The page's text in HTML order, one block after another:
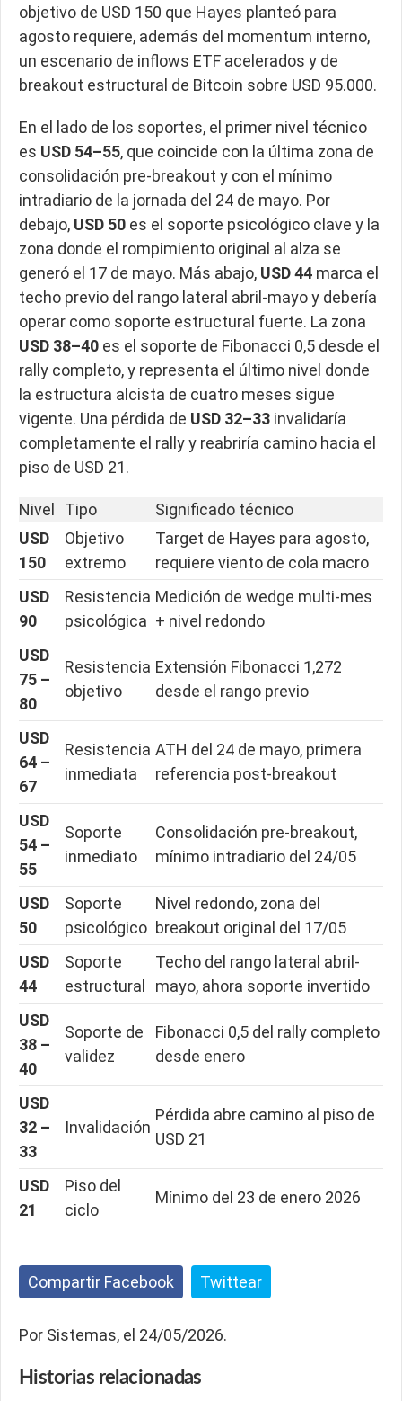
objetivo de USD 150 que Hayes planteó para
agosto requiere, además del momentum interno,
un escenario de inflows ETF acelerados y de
breakout estructural de Bitcoin sobre USD 95.000.
En el lado de los soportes, el primer nivel técnico
es USD 54–55, que coincide con la última zona de
consolidación pre-breakout y con el mínimo
intradiario de la jornada del 24 de mayo. Por
debajo, USD 50 es el soporte psicológico clave y la
zona donde el rompimiento original al alza se
generó el 17 de mayo. Más abajo, USD 44 marca el
techo previo del rango lateral abril-mayo y debería
operar como soporte estructural fuerte. La zona
USD 38–40 es el soporte de Fibonacci 0,5 desde el
rally completo, y representa el último nivel donde
la estructura alcista de cuatro meses sigue
vigente. Una pérdida de USD 32–33 invalidaría
completamente el rally y reabriría camino hacia el
piso de USD 21.
Nivel Tipo
Significado técnico
USD
150
Objetivo
extremo
Target de Hayes para agosto,
requiere viento de cola macro
USD
90
Resistencia
psicológica
Medición de wedge multi-mes
+ nivel redondo
USD
75 –
80
Resistencia
objetivo
Extensión Fibonacci 1,272
desde el rango previo
USD
64 –
67
Resistencia
inmediata
ATH del 24 de mayo, primera
referencia post-breakout
USD
54 –
55
Soporte
inmediato
Consolidación pre-breakout,
mínimo intradiario del 24/05
USD
50
Soporte
psicológico
Nivel redondo, zona del
breakout original del 17/05
USD
44
Soporte
estructural
Techo del rango lateral abril-
mayo, ahora soporte invertido
USD
38 –
40
Soporte de
validez
Fibonacci 0,5 del rally completo
desde enero
USD
32 –
33
Invalidación
Pérdida abre camino al piso de
USD 21
USD
21
Piso del
ciclo
Mínimo del 23 de enero 2026
Compartir Facebook Twittear
Por Sistemas, el 24/05/2026.
Historias relacionadas